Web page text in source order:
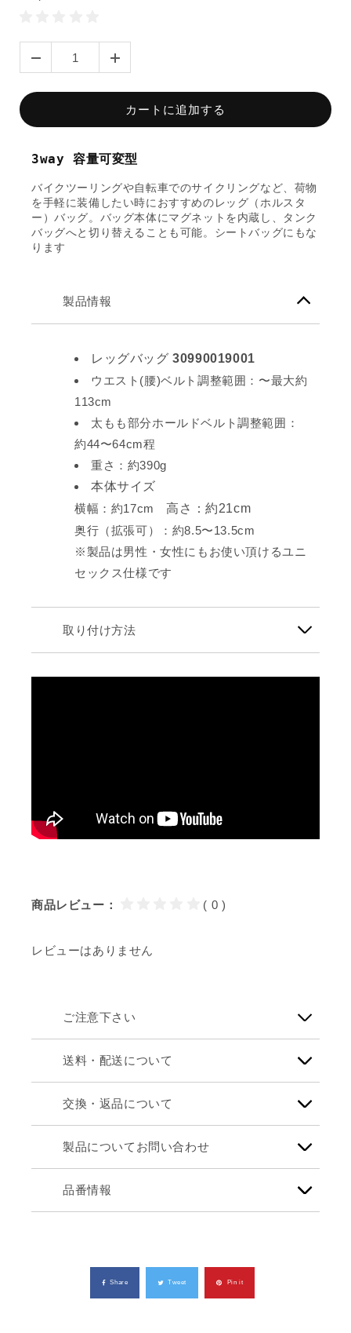
カートに追加する
3way 容量可変型
バイクツーリングや自転車でのサイクリングなど、荷物
を手軽に装備したい時におすすめのレッグ（ホルスタ
ー）バッグ。バッグ本体にマグネットを内蔵し、タンク
バッグへと切り替えることも可能。シートバッグにもな
ります
製品情報
レッグバッグ30990019001
ウエスト(腰)ベルト調整範囲：〜最大約
113cm
太もも部分ホールドベルト調整範囲：
約44〜64cm程
重さ：約390g
本体サイズ
横幅：約17cm高さ：約21cm
奥行（拡張可）：約8.5〜13.5cm
※製品は男性・女性にもお使い頂けるユニ
セックス仕様です
取り付け方法
商品レビュー： ( 0 )
レビューはありません
ご注意下さい
送料・配送について
交換・返品について
製品についてお問い合わせ
品番情報
Share Tweet Pin it